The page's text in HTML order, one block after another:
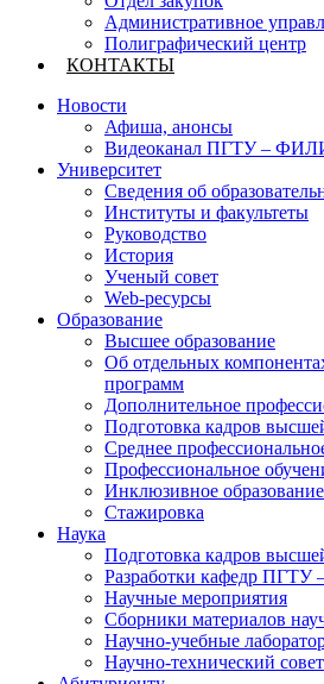
Административное
Полиграфический центр
КОНТАКТЫ
Новости
Афиша, анонсы
Видеоканал ПГТУ –
Университет
Сведения об
Институты и факультеты
Руководство
История
Ученый совет
Web-ресурсы
Образование
Высшее образование
Об отдельных
программ
Дополнительное
Подготовка кадров
Среднее
Профессиональное
Инклюзивное образование
Стажировка
Наука
Подготовка кадров
Разработки кафедр
Научные мероприятия
Сборники материалов
Научно-учебные
Научно-технический совет